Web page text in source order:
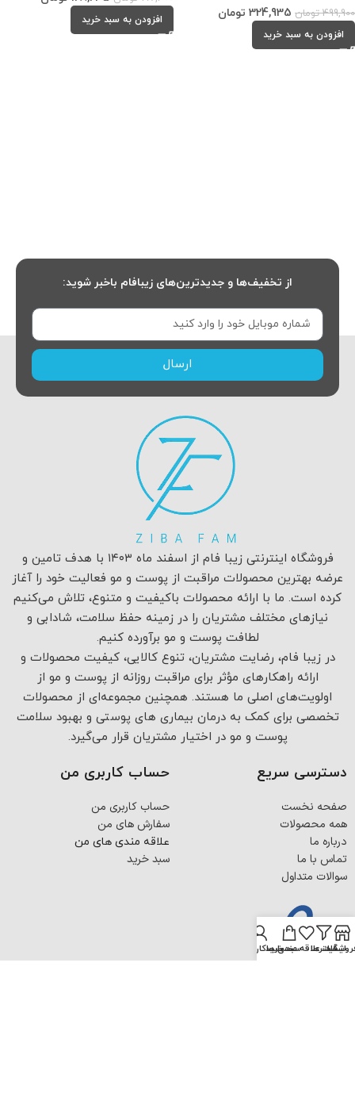
499,900 تومان 324,935 تومان
افزودن به سبد خرید
افزودن به سبد خرید
از تخفیف‌ها و جدیدترین‌های زیبافام باخبر شوید:
ارسال
فروشگاه اینترنتی زیبا فام از اسفند ماه ۱۴۰۳ با هدف تامین و
عرضه بهترین محصولات مراقبت از پوست و مو فعالیت خود را آغاز
کرده است. ما با ارائه محصولات باکیفیت و متنوع، تلاش می‌کنیم
نیازهای مختلف مشتریان را در زمینه حفظ سلامت، شادابی و
لطافت پوست و مو برآورده کنیم.
در زیبا فام، رضایت مشتریان، تنوع کالایی، کیفیت محصولات و
ارائه راهکارهای مؤثر برای مراقبت روزانه از پوست و مو از
اولویت‌های اصلی ما هستند. همچنین مجموعه‌ای از محصولات
تخصصی برای کمک به درمان بیماری های پوستی و بهبود سلامت
پوست و مو در اختیار مشتریان قرار می‌گیرد.
دسترسی سریع
صفحه نخست
همه محصولات
درباره ما
تماس با ما
سوالات متداول
حساب کاربری من
حساب کاربری من
سفارش های من
علاقه مندی های من
سبد خرید
فیلترها
لیست علاقه مندی ها
سبد خرید
حساب کاربری من